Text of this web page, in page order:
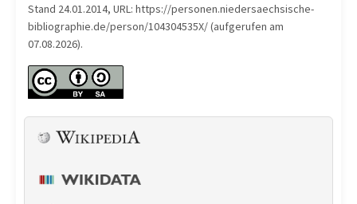
Stand 24.01.2014, URL: https://personen.niedersaechsische-
bibliographie.de/person/104304535X/ (aufgerufen am
07.08.2026).